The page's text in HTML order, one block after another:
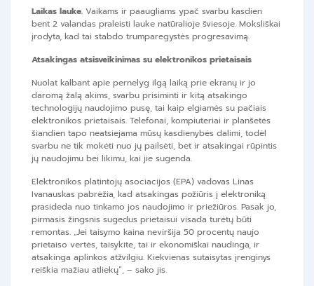
Laikas lauke. Vaikams ir paaugliams ypač svarbu kasdien
bent 2 valandas praleisti lauke natūralioje šviesoje. Moksliškai
įrodyta, kad tai stabdo trumparegystės progresavimą.
Atsakingas atsisveikinimas su elektronikos prietaisais
Nuolat kalbant apie pernelyg ilgą laiką prie ekranų ir jo
daromą žalą akims, svarbu prisiminti ir kitą atsakingo
technologijų naudojimo pusę, tai kaip elgiamės su pačiais
elektronikos prietaisais. Telefonai, kompiuteriai ir planšetės
šiandien tapo neatsiejama mūsų kasdienybės dalimi, todėl
svarbu ne tik mokėti nuo jų pailsėti, bet ir atsakingai rūpintis
jų naudojimu bei likimu, kai jie sugenda.
Elektronikos platintojų asociacijos (EPA) vadovas Linas
Ivanauskas pabrėžia, kad atsakingas požiūris į elektroniką
prasideda nuo tinkamo jos naudojimo ir priežiūros. Pasak jo,
pirmasis žingsnis sugedus prietaisui visada turėtų būti
remontas. „Jei taisymo kaina neviršija 50 procentų naujo
prietaiso vertės, taisykite, tai ir ekonomiškai naudinga, ir
atsakinga aplinkos atžvilgiu. Kiekvienas sutaisytas įrenginys
reiškia mažiau atliekų”, – sako jis.